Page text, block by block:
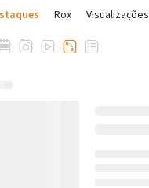
Rox Visualizações